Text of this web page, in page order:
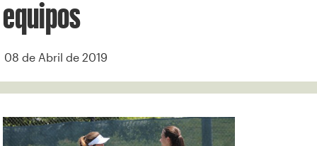
equipos
08 de Abril de 2019